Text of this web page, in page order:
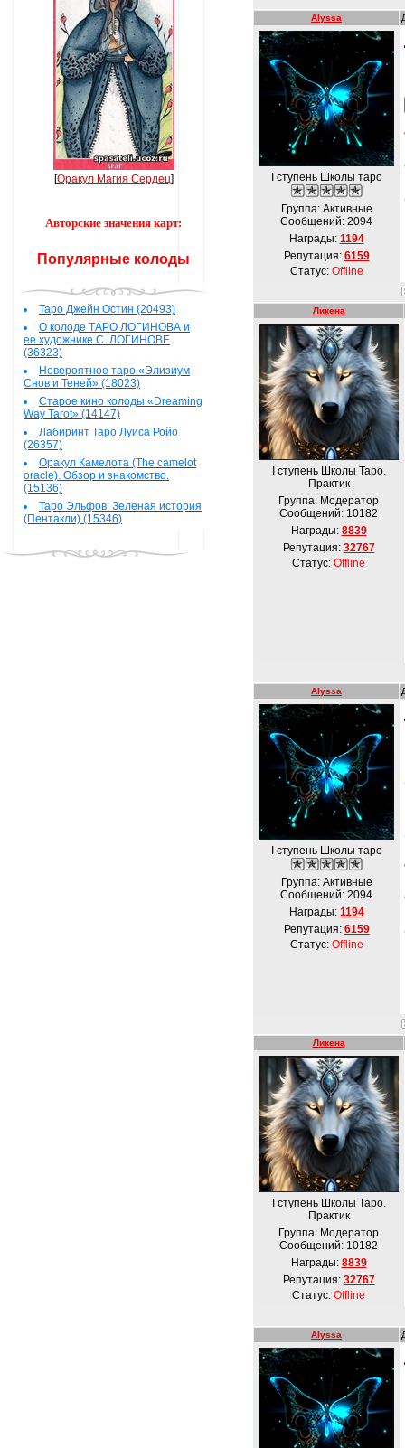
[Оракул Магия Сердец]
Авторские значения карт:
Популярные колоды
Таро Джейн Остин (20493)
О колоде ТАРО ЛОГИНОВА и
ее художнике С. ЛОГИНОВЕ
(36323)
Невероятное таро «Элизиум
Снов и Теней» (18023)
Старое кино колоды «Dreaming
Way Tarot» (14147)
Лабиринт Таро Луиса Ройо
(26357)
Оракул Камелота (The camelot
oracle). Обзор и знакомство.
(15136)
Таро Эльфов: Зеленая история
(Пентакли) (15346)
Alyssa
I ступень Школы таро
Группа: Активные
Сообщений: 2094
Награды: 1194
Репутация: 6159
Статус: Offline
Ликена
І ступень Школы Таро.
Практик
Группа: Модератор
Сообщений: 10182
Награды: 8839
Репутация: 32767
Статус: Offline
Alyssa
I ступень Школы таро
Группа: Активные
Сообщений: 2094
Награды: 1194
Репутация: 6159
Статус: Offline
Ликена
І ступень Школы Таро.
Практик
Группа: Модератор
Сообщений: 10182
Награды: 8839
Репутация: 32767
Статус: Offline
Alyssa